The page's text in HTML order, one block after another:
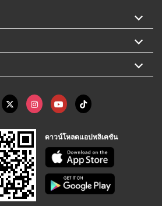
ดาวน์โหลดแอปพลิเคชัน